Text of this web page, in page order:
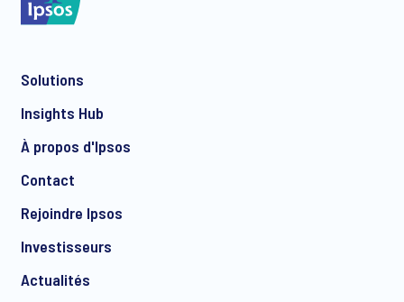
Solutions
Insights Hub
À propos d'Ipsos
Contact
Rejoindre Ipsos
Investisseurs
Actualités